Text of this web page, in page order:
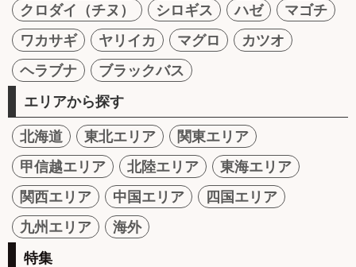
クロダイ（チヌ）
シロギス ハゼ
マゴチ
ワカサギ
ヤリイカ マグロ
カツオ
ヘラブナ
ブラックバス
エリアから探す
北海道 東北エリア
関東エリア
甲信越エリア
北陸エリア
東海エリア
関西エリア
中国エリア
四国エリア
九州エリア
海外
特集